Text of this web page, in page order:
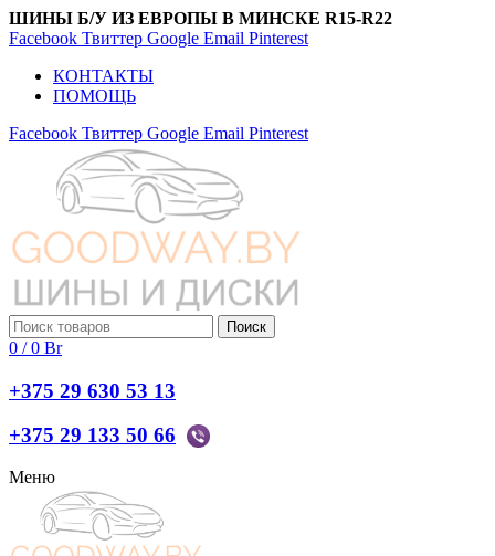
ШИНЫ Б/У ИЗ ЕВРОПЫ В МИНСКЕ R15-R22
Facebook Твиттер Google Email Pinterest
КОНТАКТЫ
ПОМОЩЬ
Facebook Твиттер Google Email Pinterest
Поиск
0 / 0 Br
+375 29 630 53 13
+375 29 133 50 66
Меню